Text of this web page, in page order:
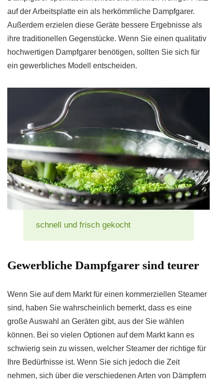
auf der Arbeitsplatte ein als herkömmliche Dampfgarer.
Außerdem erzielen diese Geräte bessere Ergebnisse als
ihre traditionellen Gegenstücke. Wenn Sie einen qualitativ
hochwertigen Dampfgarer benötigen, sollten Sie sich für
ein gewerbliches Modell entscheiden.
schnell und frisch gekocht
Gewerbliche Dampfgarer sind teurer
Wenn Sie auf dem Markt für einen kommerziellen Steamer
sind, haben Sie wahrscheinlich bemerkt, dass es eine
große Auswahl an Geräten gibt, aus der Sie wählen
können. Bei so vielen Optionen auf dem Markt kann es
schwierig sein zu wissen, welcher Steamer der richtige für
Ihre Bedürfnisse ist. Wenn Sie sich jedoch die Zeit
nehmen, sich über die verschiedenen Arten von Dämpfern